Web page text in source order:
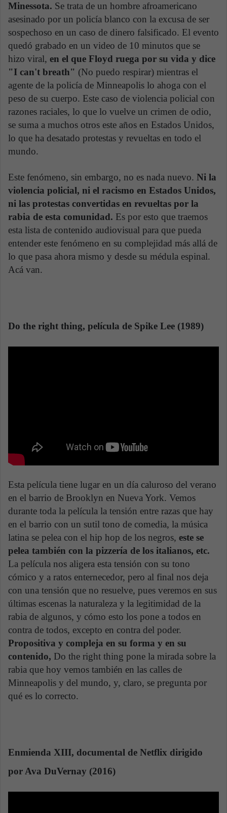
Minessota. Se trata de un hombre afroamericano
asesinado por un policía blanco con la excusa de ser
sospechoso en un caso de dinero falsificado. El evento
quedó grabado en un video de 10 minutos que se
hizo viral, en el que Floyd ruega por su vida y dice
"I can't breath" (No puedo respirar) mientras el
agente de la policía de Minneapolis lo ahoga con el
peso de su cuerpo. Este caso de violencia policial con
razones raciales, lo que lo vuelve un crimen de odio,
se suma a muchos otros este años en Estados Unidos,
lo que ha desatado protestas y revueltas en todo el
mundo.
Este fenómeno, sin embargo, no es nada nuevo. Ni la
violencia policial, ni el racismo en Estados Unidos,
ni las protestas convertidas en revueltas por la
rabia de esta comunidad. Es por esto que traemos
esta lista de contenido audiovisual para que pueda
entender este fenómeno en su complejidad más allá de
lo que pasa ahora mismo y desde su médula espinal.
Acá van.
Do the right thing, película de Spike Lee (1989)
Esta película tiene lugar en un día caluroso del verano
en el barrio de Brooklyn en Nueva York. Vemos
durante toda la película la tensión entre razas que hay
en el barrio con un sutil tono de comedia, la música
latina se pelea con el hip hop de los negros, este se
pelea también con la pizzería de los italianos, etc.
La película nos aligera esta tensión con su tono
cómico y a ratos enternecedor, pero al final nos deja
con una tensión que no resuelve, pues veremos en sus
últimas escenas la naturaleza y la legitimidad de la
rabia de algunos, y cómo esto los pone a todos en
contra de todos, excepto en contra del poder.
Propositiva y compleja en su forma y en su
contenido, Do the right thing pone la mirada sobre la
rabia que hoy vemos también en las calles de
Minneapolis y del mundo, y, claro, se pregunta por
qué es lo correcto.
Enmienda XIII, documental de Netflix dirigido
por Ava DuVernay (2016)